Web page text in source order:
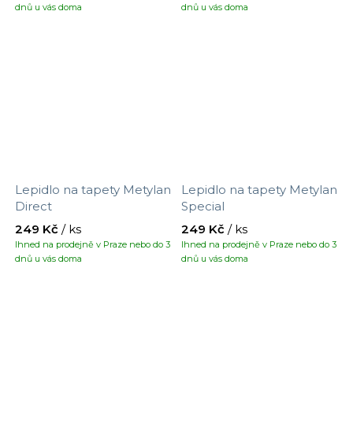
dnů u vás doma
dnů u vás doma
Lepidlo na tapety Metylan
Direct
Ihned na prodejně v Praze nebo do 3
dnů u vás doma
249 Kč / ks
Lepidlo na tapety Metylan
Special
Ihned na prodejně v Praze nebo do 3
dnů u vás doma
249 Kč / ks